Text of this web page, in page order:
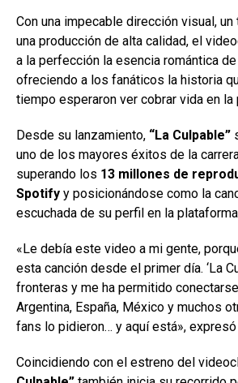
Con una impecable dirección visual,
una producción de alta calidad, el
a la perfección la esencia romántica
ofreciendo a los fanáticos la historia
tiempo esperaron ver cobrar vida en la
Desde su lanzamiento, “La Culpable”
uno de los mayores éxitos de la
superando los 13 millones de
Spotify y posicionándose como la
escuchada de su perfil en la
«Le debía este video a mi gente,
esta canción desde el primer día. ‘La
fronteras y me ha permitido
Argentina, España, México y muchos
fans lo pidieron… y aquí está»,
Coincidiendo con el estreno del